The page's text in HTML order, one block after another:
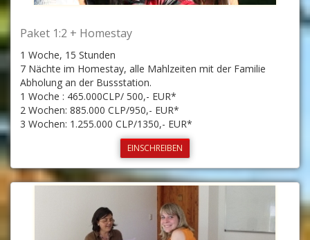
Paket 1:2 + Homestay
1 Woche, 15 Stunden
7 Nächte im Homestay, alle Mahlzeiten mit der Familie
Abholung an der Bussstation.
1 Woche : 465.000CLP/ 500,- EUR*
2 Wochen: 885.000 CLP/950,- EUR*
3 Wochen: 1.255.000 CLP/1350,- EUR*
EINSCHREIBEN